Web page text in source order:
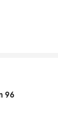
96